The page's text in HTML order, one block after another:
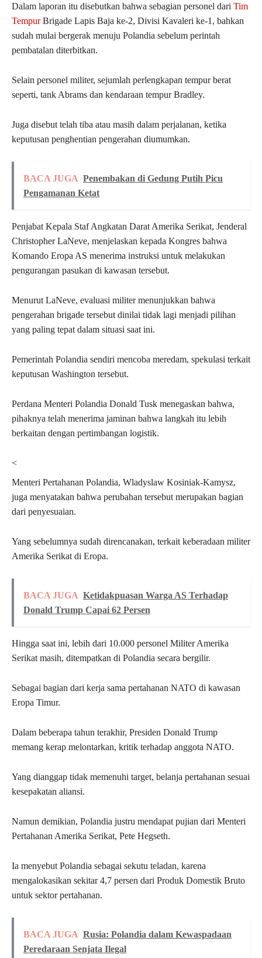
Dalam laporan itu disebutkan bahwa sebagian personel dari Tim
TempurBrigade Lapis Baja ke-2, Divisi Kavaleri ke-1, bahkan
sudah mulai bergerak menuju Polandia sebelum perintah
pembatalan diterbitkan.
Selain personel militer, sejumlah perlengkapan tempur berat
seperti, tank Abrams dan kendaraan tempur Bradley.
Juga disebut telah tiba atau masih dalam perjalanan, ketika
keputusan penghentian pengerahan diumumkan.
BACA JUGA Penembakan di Gedung Putih Picu
Pengamanan Ketat
Penjabat Kepala Staf Angkatan Darat Amerika Serikat, Jenderal
Christopher LaNeve, menjelaskan kepada Kongres bahwa
Komando Eropa AS menerima instruksi untuk melakukan
pengurangan pasukan di kawasan tersebut.
Menurut LaNeve, evaluasi militer menunjukkan bahwa
pengerahan brigade tersebut dinilai tidak lagi menjadi pilihan
yang paling tepat dalam situasi saat ini.
Pemerintah Polandia sendiri mencoba meredam, spekulasi terkait
keputusan Washington tersebut.
Perdana Menteri Polandia Donald Tusk menegaskan bahwa,
pihaknya telah menerima jaminan bahwa langkah itu lebih
berkaitan dengan pertimbangan logistik.
<
Menteri Pertahanan Polandia, Wladyslaw Kosiniak-Kamysz,
juga menyatakan bahwa perubahan tersebut merupakan bagian
dari penyesuaian.
Yang sebelumnya sudah direncanakan, terkait keberadaan militer
Amerika Serikat di Eropa.
BACA JUGA Ketidakpuasan Warga AS Terhadap
Donald Trump Capai 62 Persen
Hingga saat ini, lebih dari 10.000 personel Militer Amerika
Serikat masih, ditempatkan di Polandia secara bergilir.
Sebagai bagian dari kerja sama pertahanan NATO di kawasan
Eropa Timur.
Dalam beberapa tahun terakhir, Presiden Donald Trump
memang kerap melontarkan, kritik terhadap anggota NATO.
Yang dianggap tidak memenuhi target, belanja pertahanan sesuai
kesepakatan aliansi.
Namun demikian, Polandia justru mendapat pujian dari Menteri
Pertahanan Amerika Serikat, Pete Hegseth.
Ia menyebut Polandia sebagai sekutu teladan, karena
mengalokasikan sekitar 4,7 persen dari Produk Domestik Bruto
untuk sektor pertahanan.
BACA JUGA Rusia: Polandia dalam Kewaspadaan
Peredaraan Senjata Ilegal